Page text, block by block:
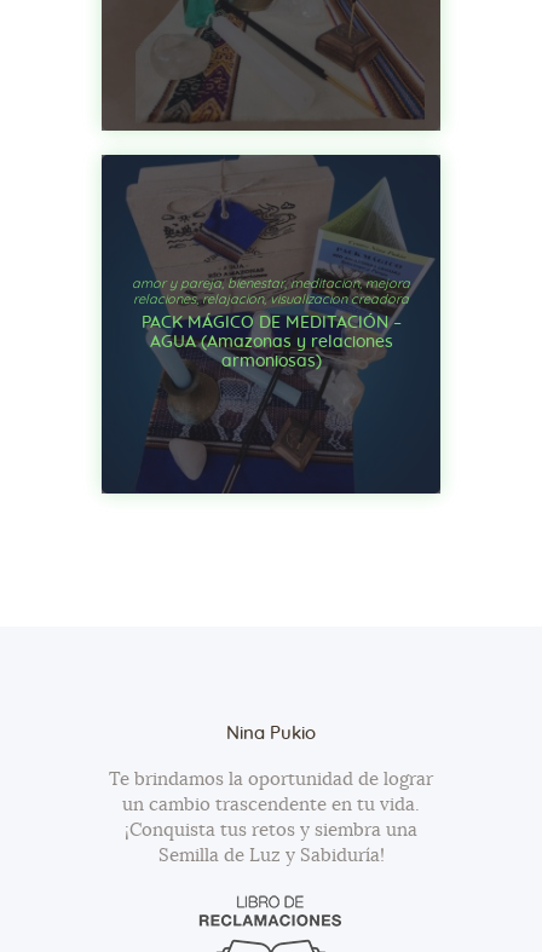
amor y pareja, bienestar, meditacion,mejora
relaciones,relajacion, visualizacion creadora
PACK MÁGICO DE MEDITACIÓN –
AGUA (Amazonas y relaciones
armoniosas)
Nina Pukio
Te brindamos la oportunidad de lograr
un cambio trascendente en tu vida.
¡Conquista tus retos y siembra una
Semilla de Luz y Sabiduría!